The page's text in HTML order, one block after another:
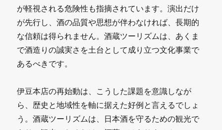
が軽視される危険性も指摘されています。演出だけ
が先行し、酒の品質や思想が伴わなければ、長期的
な信頼は得られません。酒蔵ツーリズムは、あくま
で酒造りの誠実さを土台として成り立つ文化事業で
あるべきです。
伊豆本店の再始動は、こうした課題を意識しなが
ら、歴史と地域性を軸に据えた好例と言えるでしょ
う。酒蔵ツーリズムは、日本酒を守るための観光で